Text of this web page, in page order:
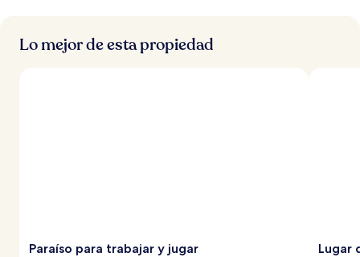
Lo mejor de esta propiedad
Paraíso para trabajar y jugar Lugar